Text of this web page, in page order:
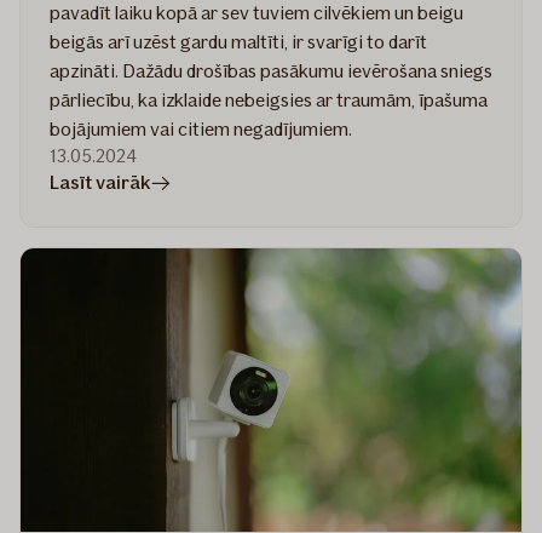
pavadīt laiku kopā ar sev tuviem cilvēkiem un beigu
beigās arī uzēst gardu maltīti, ir svarīgi to darīt
apzināti. Dažādu drošības pasākumu ievērošana sniegs
pārliecību, ka izklaide nebeigsies ar traumām, īpašuma
bojājumiem vai citiem negadījumiem.
13.05.2024
Lasīt vairākrakstā
drošai